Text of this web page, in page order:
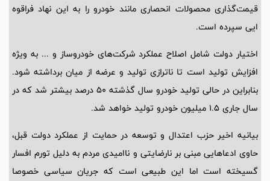
قیمت‌گذاری محصولات انحصاری مانند خودرو را به این نهاد فراقوه
ایی سپرده است.
اختیار دولت شامل اصلاح عملکرد شرکت‌های خودروساز و ... به ویژه
افزایش تولید است تا ناترازی تولید و عرضه از میان برداشته شود.
بنابراین در حالی تولید خودرو سال گذشته ۵۰ درصد بیشتر شد که در
سال جاری ۱.۵ میلیون خودرو تولید خواهد شد.
بیانیه اخیر حزب اعتدال و توسعه در حمایت از عملکرد دولت قبل،
حاوی ادعاهایی مبنی بر نارضایتی و ناامیدی مردم به دلیل تورم افسار
گسیخته است اما این طبیعی است که جریان سیاسی خصوصا